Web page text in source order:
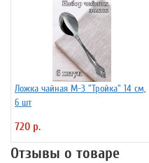
Ложка чайная М-3 "Тройка" 14 см,
6 шт
720 р.
Отзывы о товаре